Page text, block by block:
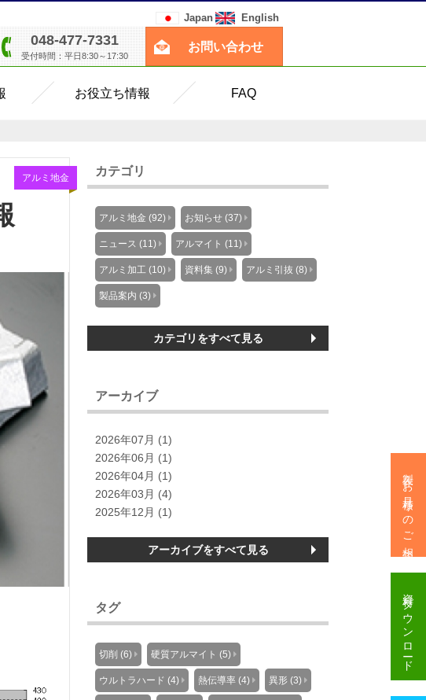
Japan English
048-477-7331
受付時間：平日8:30～17:30
お問い合わせ
お役立ち情報 FAQ
アルミ地金 カテゴリ
アルミ地金 (92) お知らせ (37)
ニュース (11) アルマイト (11)
アルミ加工 (10) 資料集 (9) アルミ引抜 (8)
製品案内 (3)
カテゴリをすべて見る
アーカイブ
2026年07月 (1)
2026年06月 (1)
2026年04月 (1)
2026年03月 (4)
2025年12月 (1)
アーカイブをすべて見る
タグ
切削 (6) 硬質アルマイト (5)
ウルトラハード (4) 熱伝導率 (4) 異形 (3)
製作・お見積りのご相談
ダウンロード